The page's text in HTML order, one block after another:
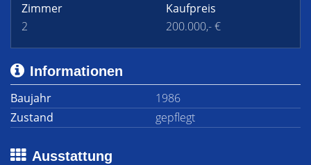
Zimmer
2
Kaufpreis
200.000,- €
Informationen
Baujahr
1986
Zustand
gepflegt
Ausstattung